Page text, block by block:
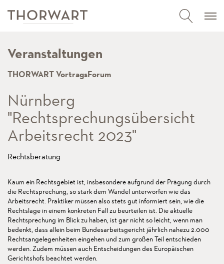
Veranstaltungen
THORWART VortragsForum
Nürnberg
"Rechtsprechungsübersicht
Arbeitsrecht 2023"
Rechtsberatung
Kaum ein Rechtsgebiet ist, insbesondere aufgrund der Prägung durch
die Rechtsprechung, so stark dem Wandel unterworfen wie das
Arbeitsrecht. Praktiker müssen also stets gut informiert sein, wie die
Rechtslage in einem konkreten Fall zu beurteilen ist. Die aktuelle
Rechtsprechung im Blick zu haben, ist gar nicht so leicht, wenn man
bedenkt, dass allein beim Bundesarbeitsgericht jährlich nahezu 2.000
Rechtsangelegenheiten eingehen und zum großen Teil entschieden
werden. Zudem müssen auch Entscheidungen des Europäischen
Gerichtshofs beachtet werden.